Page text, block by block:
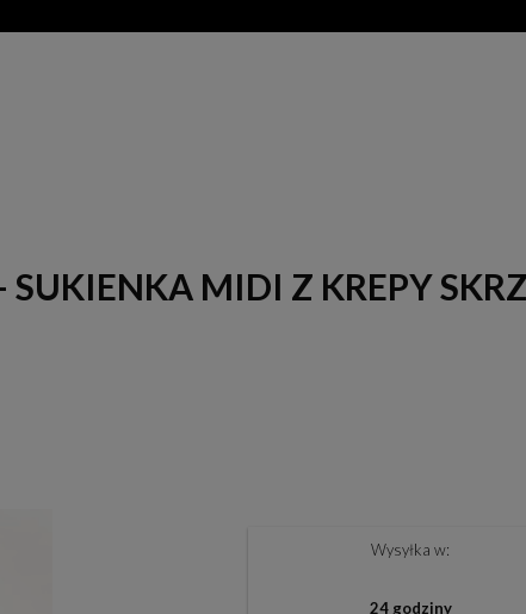
SUKIENKA MIDI Z KREPY
Wysyłka w:
24 godziny